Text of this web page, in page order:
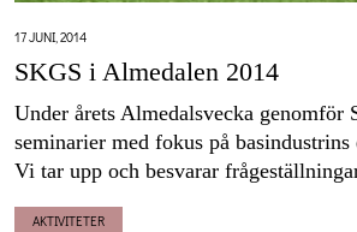
17 JUNI, 2014
SKGS i Almedalen 2014
Under årets Almedalsvecka genomför
seminarier med fokus på
Vi tar upp och besvarar
AKTIVITETER